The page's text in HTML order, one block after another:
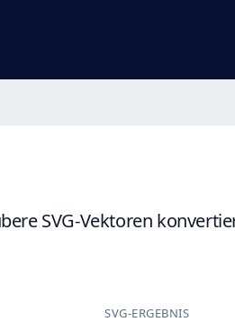
SVG-Vektoren
SVG-ERGEBNIS